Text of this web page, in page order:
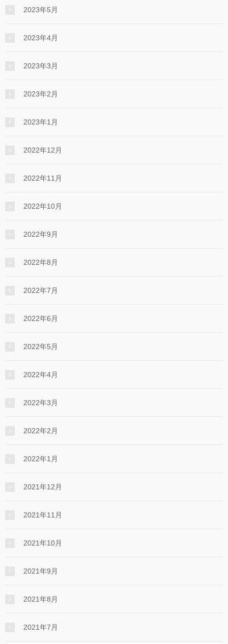
2023年5月
2023年4月
2023年3月
2023年2月
2023年1月
2022年12月
2022年11月
2022年10月
2022年9月
2022年8月
2022年7月
2022年6月
2022年5月
2022年4月
2022年3月
2022年2月
2022年1月
2021年12月
2021年11月
2021年10月
2021年9月
2021年8月
2021年7月